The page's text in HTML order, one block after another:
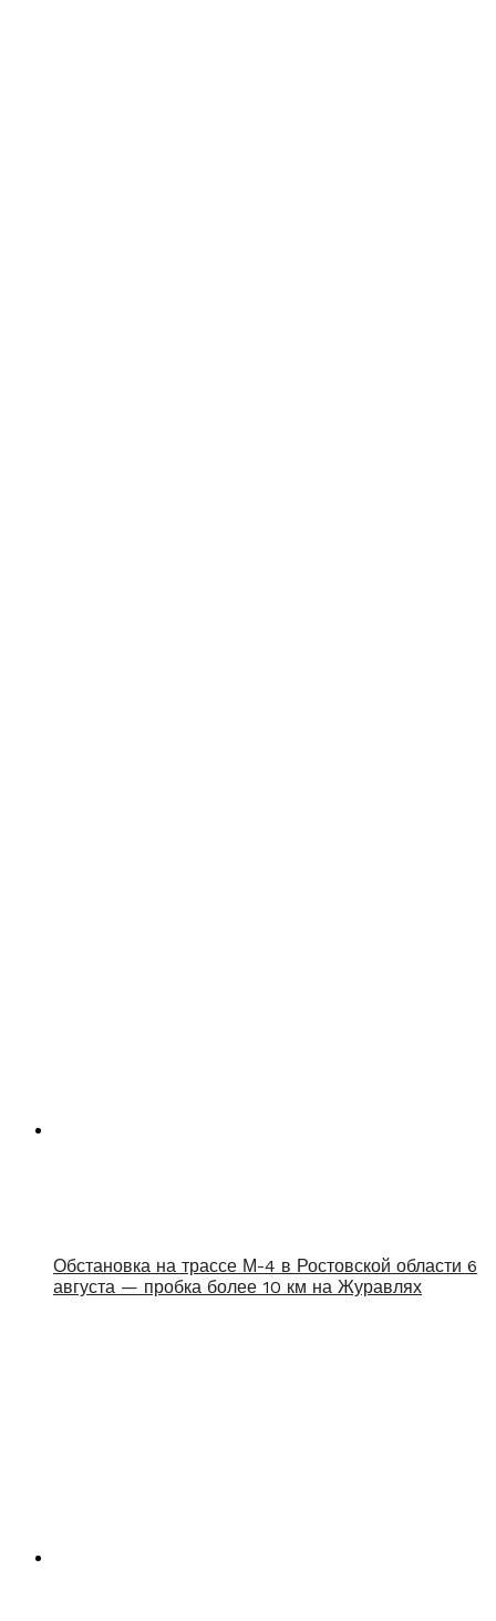
Обстановка на трассе М-4 в Ростовской области 6
августа — пробка более 10 км на Журавлях